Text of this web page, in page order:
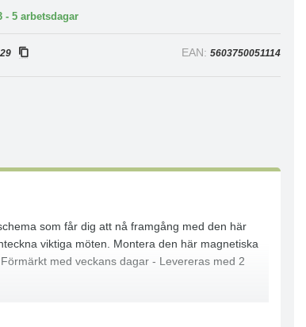
- 5 arbetsdagar
EAN: 5603750051114
som får dig att nå framgång med den här
viktiga möten. Montera den här magnetiska
med veckans dagar - Levereras med 2